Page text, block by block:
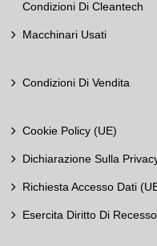
Condizioni Di Cleantech
Macchinari Usati
Condizioni Di Vendita
Cookie Policy (UE)
Dichiarazione Sulla
Richiesta Accesso Dati
Esercita Diritto Di Recesso